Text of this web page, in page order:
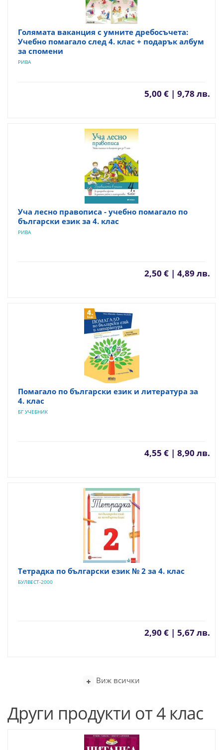
Голямата ваканция с умните дребосъчета:
Учебно помагало след 4. клас + подарък албум
за спомени
РИВА
5,00 € | 9,78 лв.
Уча лесно правописа - учебно помагало по
български език за 4. клас
РИВА
2,50 € | 4,89 лв.
Помагало по български език и литература за
4. клас
БГ УЧЕБНИК
4,55 € | 8,90 лв.
Тетрадка по български език № 2 за 4. клас
БУЛВЕСТ-2000
2,90 € | 5,67 лв.
Виж всички
Други продукти от 4 клас